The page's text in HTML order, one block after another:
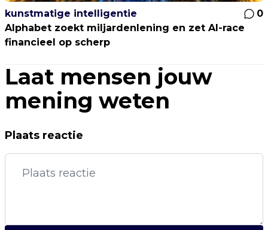
kunstmatige intelligentie
0
Alphabet zoekt miljardenlening en zet AI-race
financieel op scherp
Laat mensen jouw
mening weten
Plaats reactie